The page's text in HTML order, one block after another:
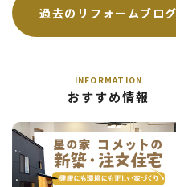
過去のリフォームブログ
INFORMATION
おすすめ情報